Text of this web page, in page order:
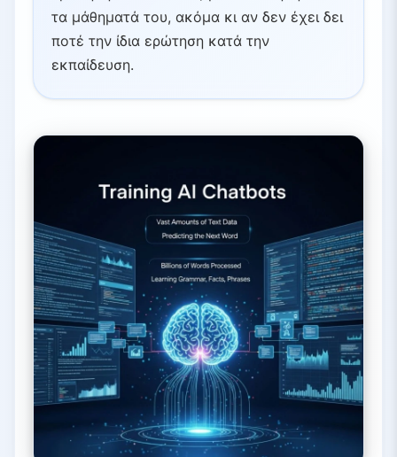
τα μάθηματά του, ακόμα κι αν δεν έχει δει
ποτέ την ίδια ερώτηση κατά την
εκπαίδευση.